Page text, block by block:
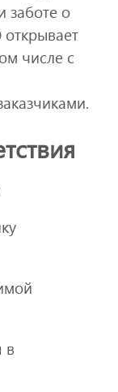
заботе о
числе с
в